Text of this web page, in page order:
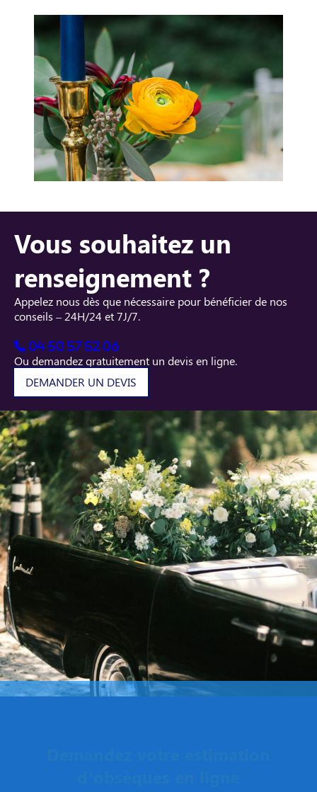
Vous souhaitez un
renseignement ?
Appelez nous dès que nécessaire pour bénéficier de nos
conseils – 24H/24 et 7J/7.
04 50 57 52 06
Ou demandez gratuitement un devis en ligne.
DEMANDER UN DEVIS